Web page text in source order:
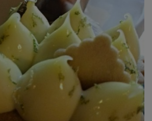
CULTURE
0 ITEMS -0,00€